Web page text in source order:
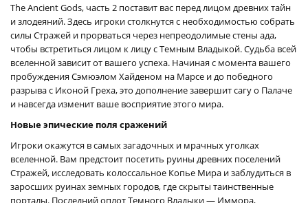
The Ancient Gods, часть 2 поставит вас перед лицом древних тайн
и злодеяний. Здесь игроки столкнутся с необходимостью собрать
силы Стражей и прорваться через непреодолимые стены ада,
чтобы встретиться лицом к лицу с Темным Владыкой. Судьба всей
вселенной зависит от вашего успеха. Начиная с момента вашего
пробуждения Сэмюэлом Хайденом на Марсе и до победного
разрыва с Иконой Греха, это дополнение завершит сагу о Палаче
и навсегда изменит ваше восприятие этого мира.
Новые эпические поля сражений
Игроки окажутся в самых загадочных и мрачных уголках
вселенной. Вам предстоит посетить руины древних поселений
Стражей, исследовать колоссальное Копье Мира и заблудиться в
заросших руинах земных городов, где скрыты таинственные
порталы. Последний оплот Темного Владыки — Иммора,